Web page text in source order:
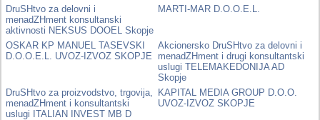
DruSHtvo za delovni i
menadZHment konsultanski
aktivnosti NEKSUS DOOEL Skopje
MARTI-MAR D.O.O.E.L.
OSKAR KP MANUEL TASEVSKI
D.O.O.E.L. UVOZ-IZVOZ SKOPJE
Akcionersko DruSHtvo za delovni i
menadZHment i drugi konsultantski
uslugi TELEMAKEDONIJA AD
Skopje
DruSHtvo za proizvodstvo, trgovija,
menadZHment i konsultantski
uslugi ITALIAN INVEST MB D
KAPITAL MEDIA GROUP D.O.O.
UVOZ-IZVOZ SKOPJE